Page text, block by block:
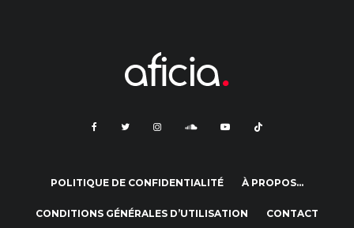
POLITIQUE DE CONFIDENTIALITÉ À PROPOS…
CONDITIONS GÉNÉRALES D’UTILISATION CONTACT